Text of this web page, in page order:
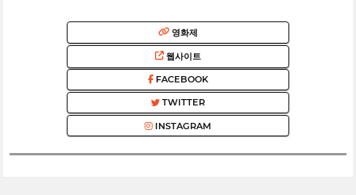
영화제
웹사이트
FACEBOOK
TWITTER
INSTAGRAM